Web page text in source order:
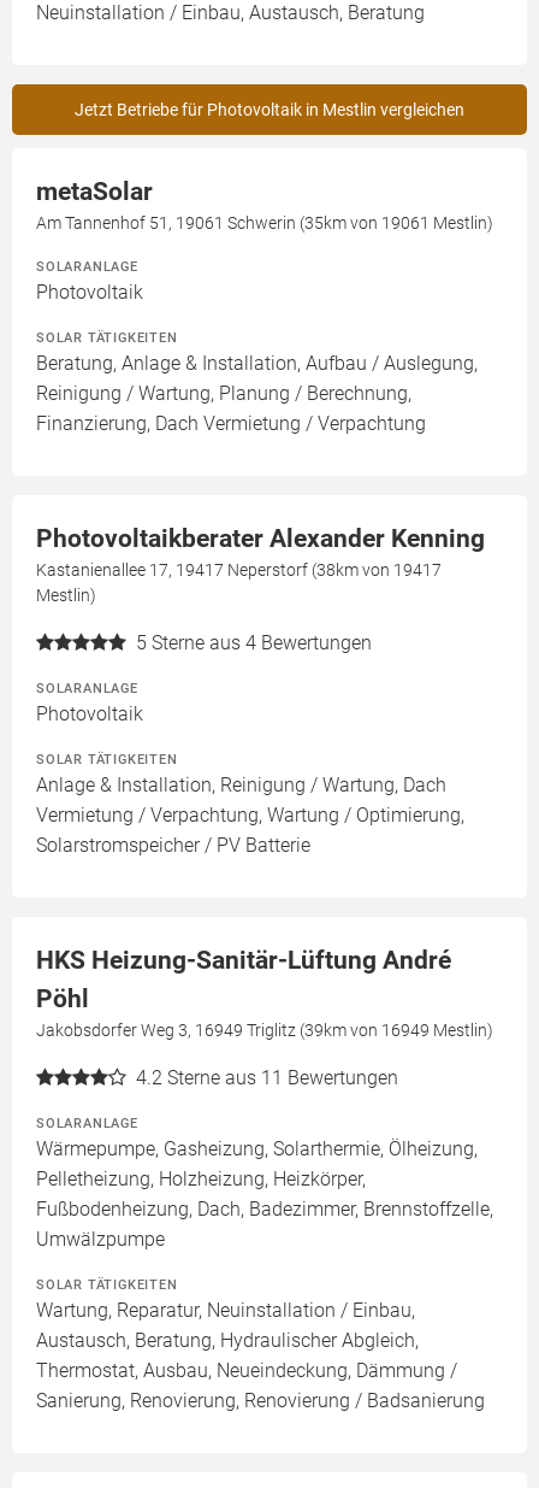
Neuinstallation / Einbau, Austausch, Beratung
Jetzt Betriebe für Photovoltaik in Mestlin vergleichen
metaSolar
Am Tannenhof 51, 19061 Schwerin (35km von 19061 Mestlin)
SOLARANLAGE
Photovoltaik
SOLAR TÄTIGKEITEN
Beratung, Anlage & Installation, Aufbau / Auslegung,
Reinigung / Wartung, Planung / Berechnung,
Finanzierung, Dach Vermietung / Verpachtung
Photovoltaikberater Alexander Kenning
Kastanienallee 17, 19417 Neperstorf (38km von 19417
Mestlin)
5 Sterne aus 4 Bewertungen
SOLARANLAGE
Photovoltaik
SOLAR TÄTIGKEITEN
Anlage & Installation, Reinigung / Wartung, Dach
Vermietung / Verpachtung, Wartung / Optimierung,
Solarstromspeicher / PV Batterie
HKS Heizung-Sanitär-Lüftung André
Pöhl
Jakobsdorfer Weg 3, 16949 Triglitz (39km von 16949 Mestlin)
4.2 Sterne aus 11 Bewertungen
SOLARANLAGE
Wärmepumpe, Gasheizung, Solarthermie, Ölheizung,
Pelletheizung, Holzheizung, Heizkörper,
Fußbodenheizung, Dach, Badezimmer, Brennstoffzelle,
Umwälzpumpe
SOLAR TÄTIGKEITEN
Wartung, Reparatur, Neuinstallation / Einbau,
Austausch, Beratung, Hydraulischer Abgleich,
Thermostat, Ausbau, Neueindeckung, Dämmung /
Sanierung, Renovierung, Renovierung / Badsanierung